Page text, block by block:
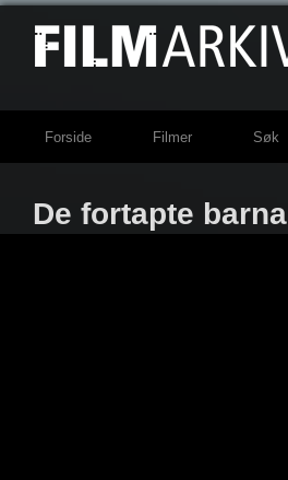
Forside Filmer Søk
De fortapte barna